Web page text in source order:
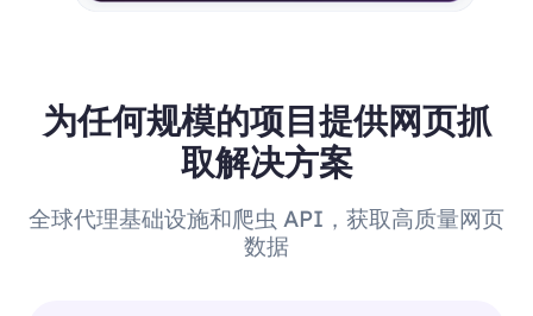
为任何规模的项目提供网页抓
取解决方案
全球代理基础设施和爬虫 API，获取高质量网页
数据